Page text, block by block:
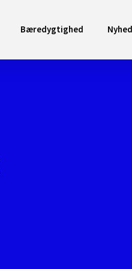
Bæredygtighed